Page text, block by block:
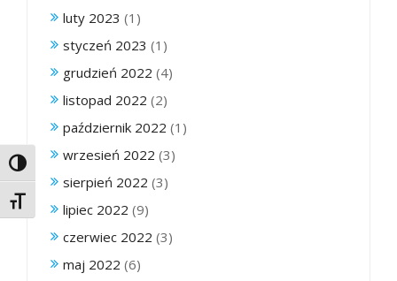
Toggle High Contrast
Toggle Font size
luty 2023 (1)
styczeń 2023 (1)
grudzień 2022 (4)
listopad 2022 (2)
październik 2022 (1)
wrzesień 2022 (3)
sierpień 2022 (3)
lipiec 2022 (9)
czerwiec 2022 (3)
maj 2022 (6)